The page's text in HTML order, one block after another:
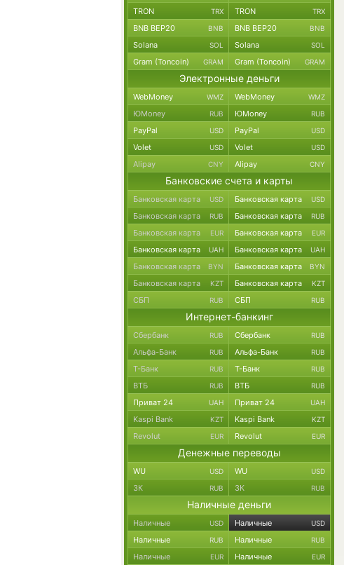
TRON TRX TRON TRX
BNB BEP20 BNB BNB BEP20 BNB
Solana SOL Solana SOL
Gram (Toncoin) GRAM Gram (Toncoin) GRAM
Электронные деньги
WebMoney WMZ WebMoney WMZ
ЮMoney RUB ЮMoney RUB
PayPal USD PayPal USD
Volet USD Volet USD
Alipay CNY Alipay CNY
Банковские счета и карты
Банковская карта USD Банковская карта USD
Банковская карта RUB Банковская карта RUB
Банковская карта EUR Банковская карта EUR
Банковская карта UAH Банковская карта UAH
Банковская карта BYN Банковская карта BYN
Банковская карта KZT Банковская карта KZT
СБП RUB СБП RUB
Интернет-банкинг
Сбербанк RUB Сбербанк RUB
Альфа-Банк RUB Альфа-Банк RUB
Т-Банк RUB Т-Банк RUB
ВТБ RUB ВТБ RUB
Приват 24 UAH Приват 24 UAH
Kaspi Bank KZT Kaspi Bank KZT
Revolut EUR Revolut EUR
Денежные переводы
WU USD WU USD
ЗК RUB ЗК RUB
Наличные деньги
Наличные USD Наличные USD
Наличные RUB Наличные RUB
Наличные EUR Наличные EUR